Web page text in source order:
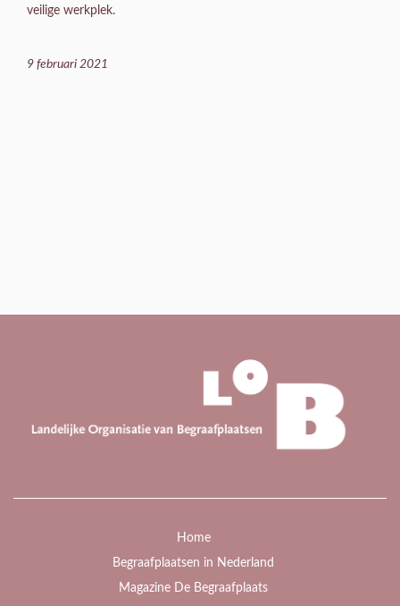
veilige werkplek.
9 februari 2021
Home
Begraafplaatsen in Nederland
Magazine De Begraafplaats